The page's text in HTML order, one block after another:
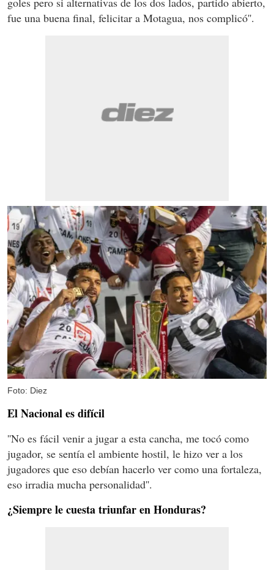
fue una buena final, felicitar a Motagua, nos complicó''.
Foto: Diez
El Nacional es difícil
''No es fácil venir a jugar a esta cancha, me tocó como
jugador, se sentía el ambiente hostil, le hizo ver a los
jugadores que eso debían hacerlo ver como una fortaleza,
eso irradia mucha personalidad''.
¿Siempre le cuesta triunfar en Honduras?